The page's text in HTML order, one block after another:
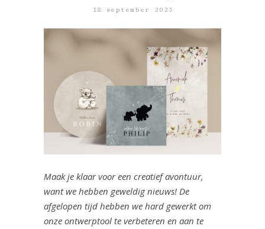
18 september 2023
Maak je klaar voor een creatief avontuur,
want we hebben geweldig nieuws! De
afgelopen tijd hebben we hard gewerkt om
onze ontwerptool te verbeteren en aan te